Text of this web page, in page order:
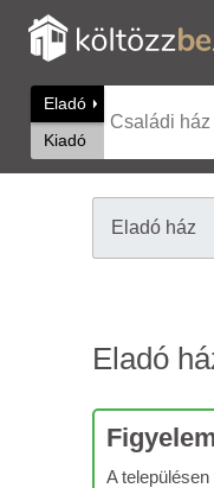
Eladó
Kiadó
Családi ház
Eladó ház
Eladó
A